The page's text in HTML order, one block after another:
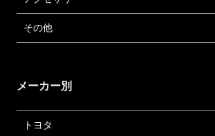
その他
メーカー別
トヨタ